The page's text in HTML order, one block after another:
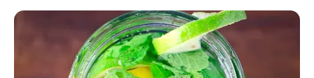
© 2025 EVIANEWS του Γιώργου Κουτσελίνη